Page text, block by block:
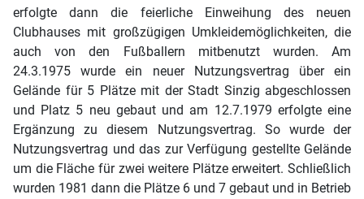
erfolgte dann die feierliche Einweihung des neuen
Clubhauses mit großzügigen Umkleidemöglichkeiten, die
auch von den Fußballern mitbenutzt wurden. Am
24.3.1975 wurde ein neuer Nutzungsvertrag über ein
Gelände für 5 Plätze mit der Stadt Sinzig abgeschlossen
und Platz 5 neu gebaut und am 12.7.1979 erfolgte eine
Ergänzung zu diesem Nutzungsvertrag. So wurde der
Nutzungsvertrag und das zur Verfügung gestellte Gelände
um die Fläche für zwei weitere Plätze erweitert. Schließlich
wurden 1981 dann die Plätze 6 und 7 gebaut und in Betrieb